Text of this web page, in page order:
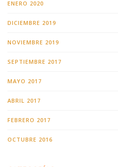
ENERO 2020
DICIEMBRE 2019
NOVIEMBRE 2019
SEPTIEMBRE 2017
MAYO 2017
ABRIL 2017
FEBRERO 2017
OCTUBRE 2016